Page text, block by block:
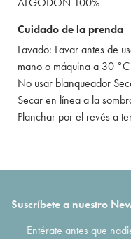
Cuidado de la prenda
Lavado: Lavar antes de
mano o máquina a 30
No usar blanqueador
Secar en línea a la
Planchar por el revés a
Suscríbete a nuestro
Entérate antes que